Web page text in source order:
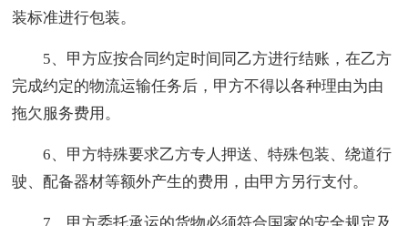
装标准进行包装。
5、甲方应按合同约定时间同乙方进行结账，在乙方
完成约定的物流运输任务后，甲方不得以各种理由为由
拖欠服务费用。
6、甲方特殊要求乙方专人押送、特殊包装、绕道行
驶、配备器材等额外产生的费用，由甲方另行支付。